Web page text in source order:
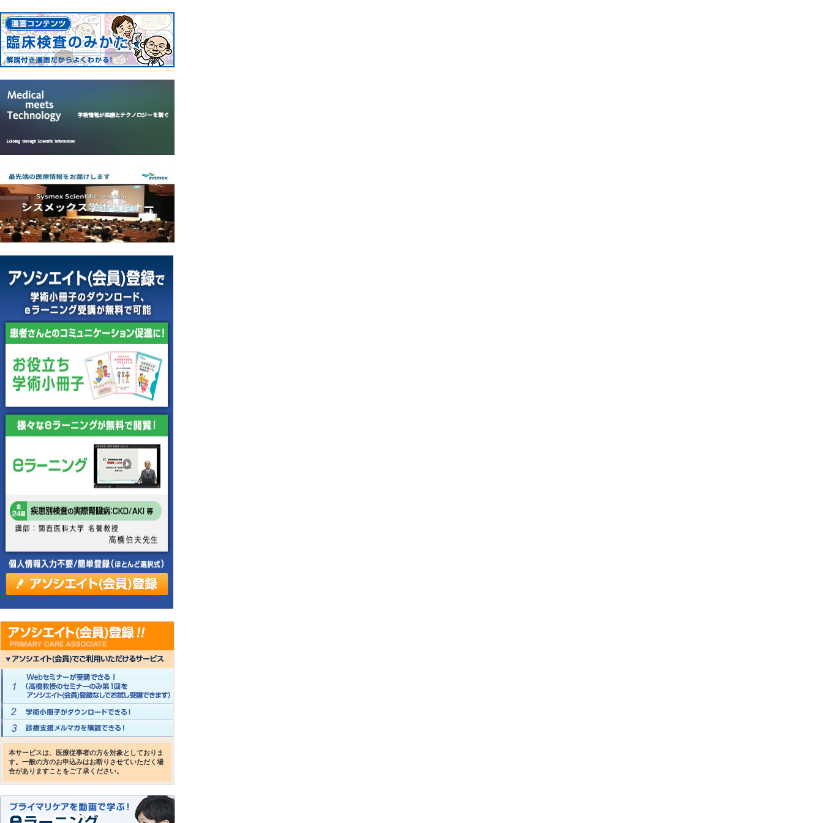
本サービスは、医療従事者の方を対象としておりま
す。一般の方のお申込みはお断りさせていただく場
合がありますことをご了承ください。